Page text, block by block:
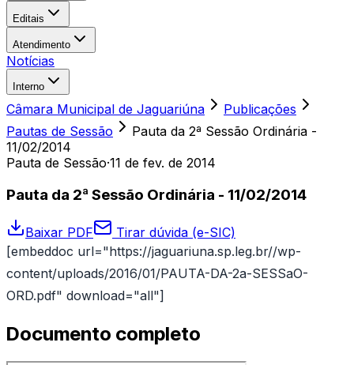
Editais
Atendimento
Notícias
Interno
Câmara Municipal de Jaguariúna
Publicações
Pautas de Sessão
Pauta da 2ª Sessão Ordinária -
11/02/2014
Pauta de Sessão·11 de fev. de 2014
Pauta da 2ª Sessão Ordinária - 11/02/2014
Baixar PDF
Tirar dúvida (e-SIC)
[embeddoc url="https://jaguariuna.sp.leg.br//wp-
content/uploads/2016/01/PAUTA-DA-2a-SESSaO-
ORD.pdf" download="all"]
Documento completo